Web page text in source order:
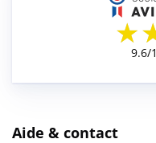
Aide & contact